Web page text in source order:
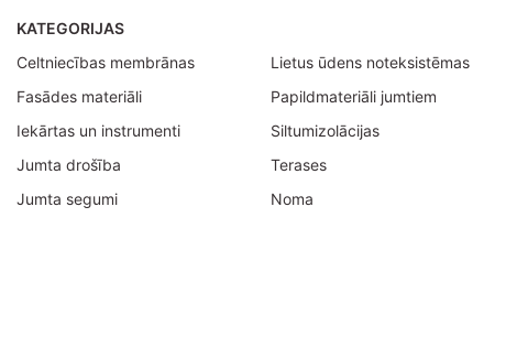
KATEGORIJAS
Celtniecības membrānas
Fasādes materiāli
Iekārtas un instrumenti
Jumta drošība
Jumta segumi
Lietus ūdens noteksistēmas
Papildmateriāli jumtiem
Siltumizolācijas
Terases
Noma